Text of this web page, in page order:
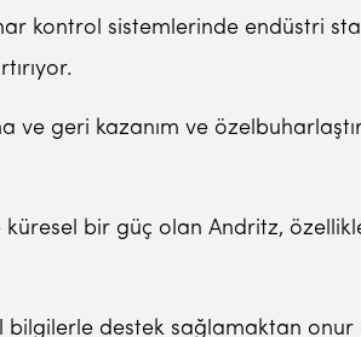
kontrol sistemlerinde endüstri
ve geri kazanım ve
bir güç olan Andritz,
destek sağlamaktan onur